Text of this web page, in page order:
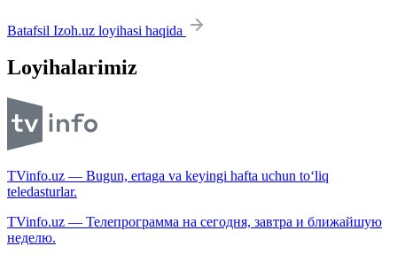
Batafsil Izoh.uz loyihasi haqida
Loyihalarimiz
TVinfo.uz — Bugun, ertaga va keyingi hafta uchun to‘liq
teledasturlar.
TVinfo.uz — Телепрограмма на сегодня, завтра и ближайшую
неделю.